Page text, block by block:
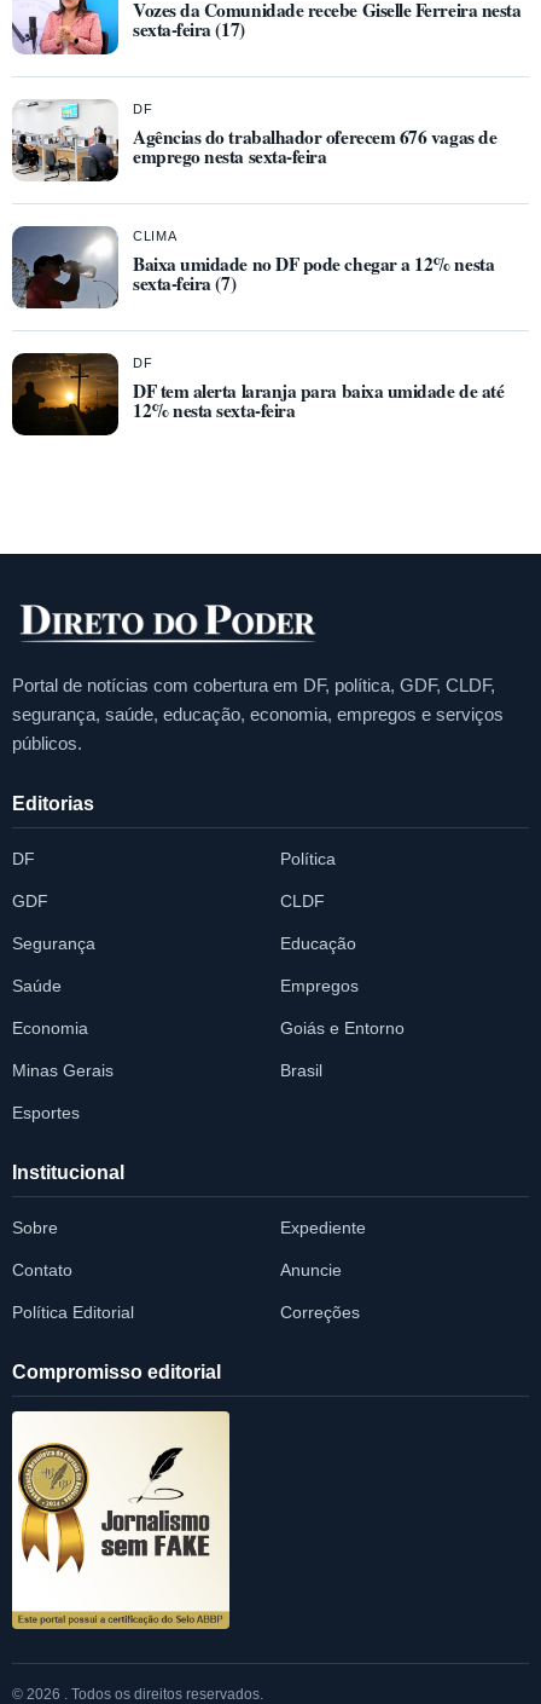
Vozes da Comunidade recebe Giselle Ferreira nesta
sexta-feira (17)
DF
Agências do trabalhador oferecem 676 vagas de
emprego nesta sexta-feira
CLIMA
Baixa umidade no DF pode chegar a 12% nesta
sexta-feira (7)
DF
DF tem alerta laranja para baixa umidade de até
12% nesta sexta-feira
Portal de notícias com cobertura em DF, política, GDF, CLDF,
segurança, saúde, educação, economia, empregos e serviços
públicos.
Editorias
DF Política
GDF CLDF
Segurança Educação
Saúde Empregos
Economia Goiás e Entorno
Minas Gerais Brasil
Esportes
Institucional
Sobre Expediente
Contato Anuncie
Política Editorial Correções
Compromisso editorial
© 2026 . Todos os direitos reservados.